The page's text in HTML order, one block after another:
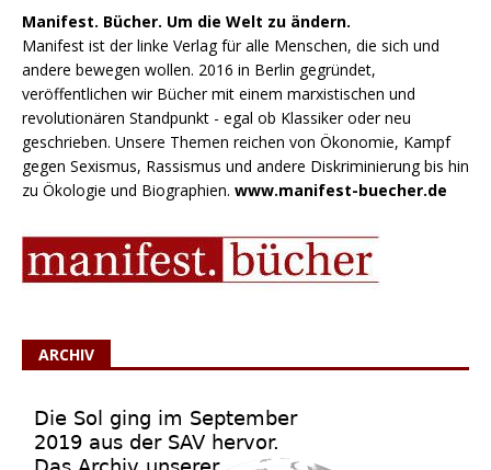
Manifest. Bücher. Um die Welt zu ändern.
Manifest ist der linke Verlag für alle Menschen, die sich und
andere bewegen wollen. 2016 in Berlin gegründet,
veröffentlichen wir Bücher mit einem marxistischen und
revolutionären Standpunkt - egal ob Klassiker oder neu
geschrieben. Unsere Themen reichen von Ökonomie, Kampf
gegen Sexismus, Rassismus und andere Diskriminierung bis hin
zu Ökologie und Biographien. www.manifest-buecher.de
ARCHIV